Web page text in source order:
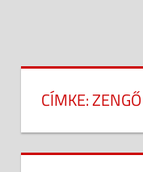
CÍMKE:ZENGŐ